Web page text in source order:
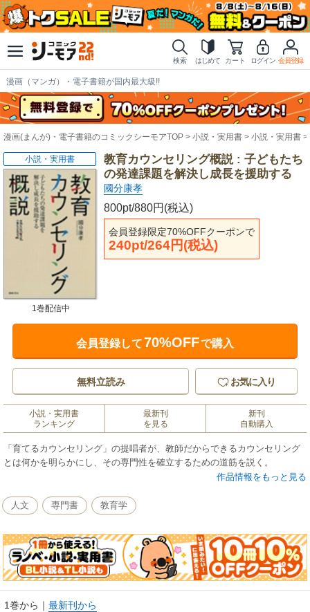
検索 はじめて カート ログイン 会員登録
漫画（マンガ）・電子書籍が国内最大級!!
漫画(まんが)・電子書籍のコミックシーモアTOP 小説・実用書 小説・実用書
教育カウンセリング概説 : 子どもたち
の発達課題を解決し成長を援助する
國分康孝
800pt/880円(税込)
会員登録限定70%OFFクーポンで
240pt/264円(税込)
小説・実用書
1巻配信中
会員登録して70%OFFで購入
無料立読み お気に入り
小説・実用書
ランキング
最新刊
を見る
新刊
自動購入
「育てるカウンセリング」の提唱者が、教師だからできるカウンセリング
とは何かを明らかにし、その専門性を確立するための道筋を説く。
作品情報をもっと見る
人文 専門書 教育学
1巻から ｜ 最新刊から